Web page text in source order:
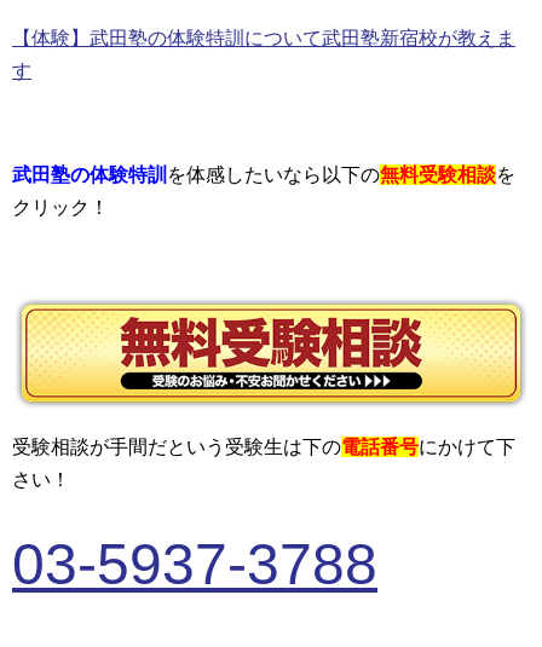
【体験】武田塾の体験特訓について武田塾新宿校が教えま
す
武田塾の体験特訓 を体感したいなら以下の無料受験相談を
クリック！
受験相談が手間だという受験生は下の電話番号にかけて下
さい！
03-5937-3788